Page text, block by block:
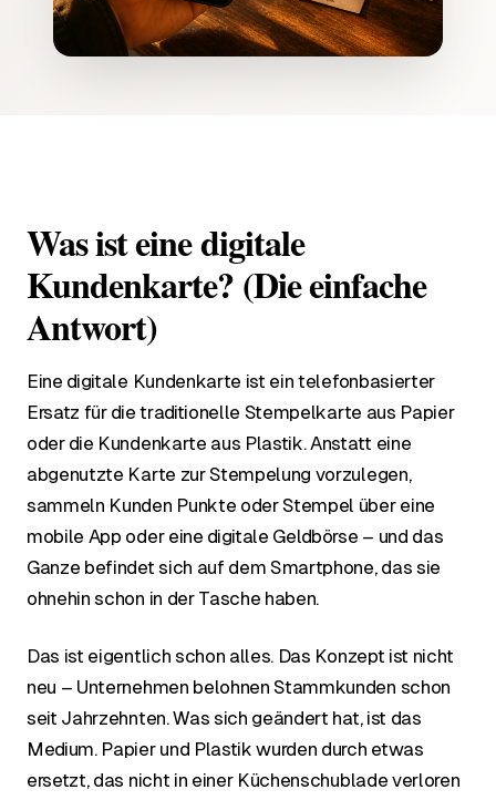
Was ist eine digitale
Kundenkarte? (Die einfache
Antwort)
Eine digitale Kundenkarte ist ein telefonbasierter
Ersatz für die traditionelle Stempelkarte aus Papier
oder die Kundenkarte aus Plastik. Anstatt eine
abgenutzte Karte zur Stempelung vorzulegen,
sammeln Kunden Punkte oder Stempel über eine
mobile App oder eine digitale Geldbörse – und das
Ganze befindet sich auf dem Smartphone, das sie
ohnehin schon in der Tasche haben.
Das ist eigentlich schon alles. Das Konzept ist nicht
neu – Unternehmen belohnen Stammkunden schon
seit Jahrzehnten. Was sich geändert hat, ist das
Medium. Papier und Plastik wurden durch etwas
ersetzt, das nicht in einer Küchenschublade verloren